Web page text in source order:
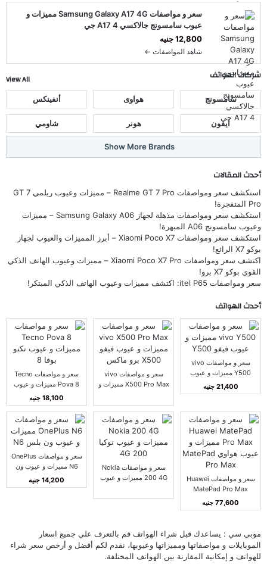
سعر و مواصفات Samsung Galaxy A17 4G مميزات و
عيوب سامسونج جالاكسي A17 4 جي
12,800 جنيه
شاهد المواصفات ←
شركات الهواتف View All
سامسونج هواوى أنفينكس
ايفون هونر شاومي
Show More Brands
أحدث المقالات
استكشف سعر ومواصفات Realme GT 7 Pro – مميزات وعيوب ريلمي GT 7
Pro المتفجرة!
استكشف سعر ومواصفات مذهلة لجهاز Samsung Galaxy A06 – مميزات
وعيوب سامسونج A06 المبهرة!
استكشف سعر ومواصفات Xiaomi Poco X7 – أبرز المميزات والعيوب لجهاز
بوكو X7 الرائع!
اكتشف سعر ومواصفات Xiaomi Poco X7 Pro – مميزات وعيوب الهاتف الذكي
القوي بوكو X7 برو!
سعر ومواصفات itel P65: اكتشف مميزات وعيوب الهاتف الذكي المبتكر!
أحدث الهواتف
سعر و مواصفات vivo
Y500 مميزات و عيوب
فيفو Y500
21,400 جنيه
سعر و مواصفات vivo
X500 Pro Max مميزات و
ماكس
سعر و مواصفات Tecno
Pova 8 مميزات و عيوب
تكنو بوفا 8
18,100 جنيه
سعر و مواصفات Huawei
MatePad Pro Max
مميزات و عيوب هواوي
MatePad Pro Max
77,600 جنيه
سعر و مواصفات Nokia
200 4G مميزات و عيوب
سعر و مواصفات OnePlus
N6 مميزات و عيوب ون
بلس N6
14,200 جنيه
موبي سي : يساعدك قبل شراء الهواتف قم بالتعرف علي جميع اسعار
الموبايلات و مواصفاتها ومميزاتها وعيوبها، نقدم لكم أفضل و أرخص سعر شراء
للهواتف و إمكانية المقارنة بين الهواتف المختلفة.